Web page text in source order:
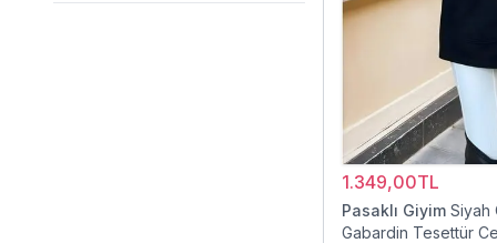
1.349,00TL
Pasaklı Giyim Siyah
Gabardin Tesettür